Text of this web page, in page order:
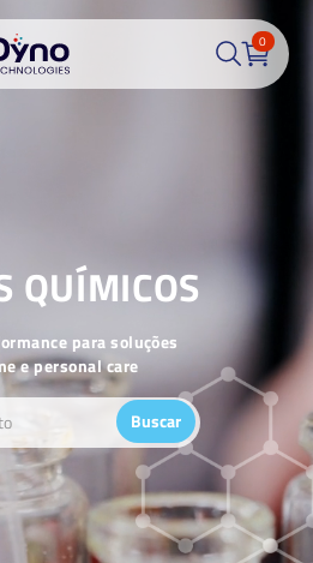
0
QUÍMICOS
para soluções
e personal care
Buscar